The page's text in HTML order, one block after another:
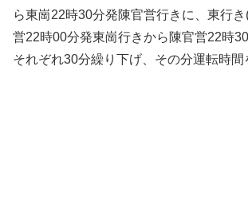
ら東崗22時30分発陳官営行きに、東行
営22時00分発東崗行きから陳官営22時
それぞれ30分繰り下げ、その分運転時間